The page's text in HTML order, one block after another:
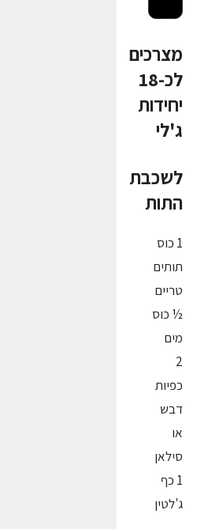
מצרכים
לכ-18
יחידות
ג'לי
לשכבת
התות
1 כוס
תותים
טריים
½ כוס
מים
2
כפיות
דבש
או
סילאן
1 כף
ג'לטין